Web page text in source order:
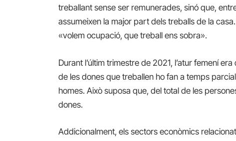
treballant sense ser remunerades, sinó que,
assumeixen la major part dels treballs de la
«volem ocupació, que treball ens sobra».
Durant l’últim trimestre de 2021, l’atur femení era
de les dones que treballen ho fan a temps
homes. Això suposa que, del total de les
dones.
Addicionalment, els sectors econòmics